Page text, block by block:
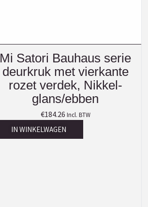
Mi Satori Bauhaus serie
deurkruk met vierkante
rozet verdek, Nikkel-
glans/ebben
€184.26 Incl. BTW
IN WINKELWAGEN